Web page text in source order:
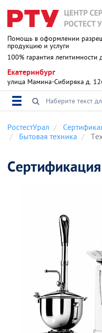
Помощь в оформлении
продукцию и услуги
100% гарантия легитимности
Екатеринбург
улица Мамина-Сибиряка д.
РостестУрал
Бытовая техника